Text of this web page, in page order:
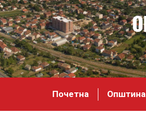
Почетна Општина